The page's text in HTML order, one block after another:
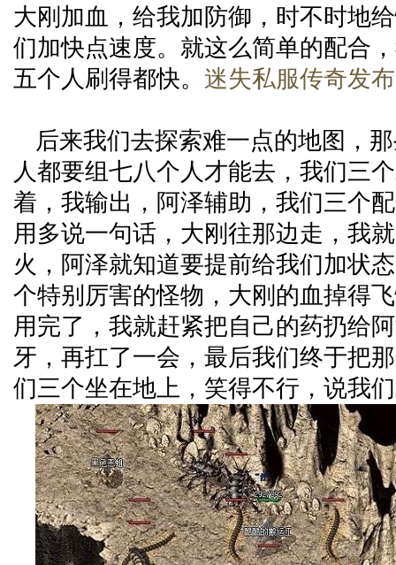
大刚加血，给我加防御，时不时地
们加快点速度。就这么简单的配合
五个人刷得都快。 迷失私服传奇发布
后来我们去探索难一点的地图，
人都要组七八个人才能去，我们三
着，我输出，阿泽辅助，我们三个
用多说一句话，大刚往那边走，我
火，阿泽就知道要提前给我们加状
个特别厉害的怪物，大刚的血掉得
用完了，我就赶紧把自己的药扔给
牙，再扛了一会，最后我们终于把
们三个坐在地上，笑得不行，说我